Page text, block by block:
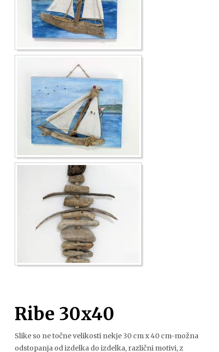
Ribe 30x40
Slike so ne točne velikosti nekje 30 cm x 40 cm-možna
odstopanja od izdelka do izdelka, različni motivi, z